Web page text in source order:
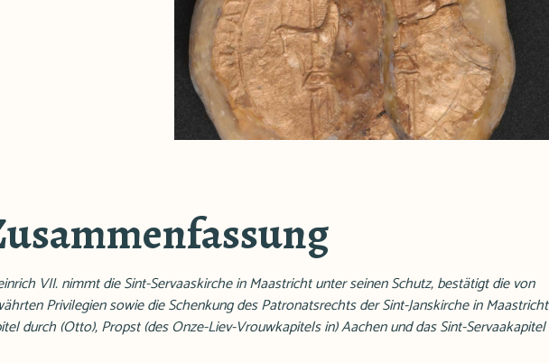
VII. nimmt die Sint-Servaaskirche in Maastricht unter seinen Schutz, bestätigt die von
Privilegien sowie die Schenkung des Patronatsrechts der Sint-Janskirche in Maastricht
durch (Otto), Propst (des Onze-Liev-Vrouwkapitels in) Aachen und das Sint-Servaakapitel